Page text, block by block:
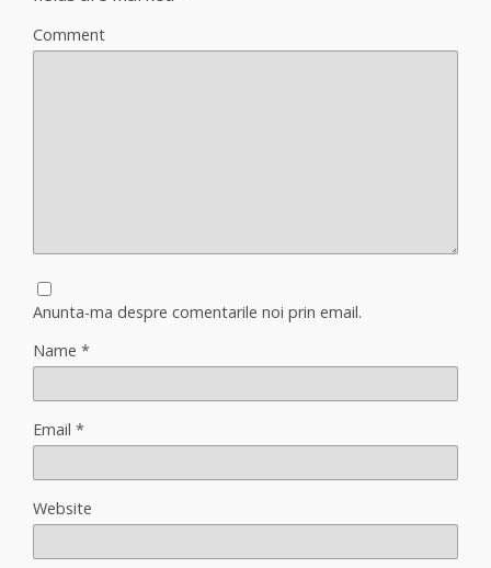
Comment
Anunta-ma despre comentarile noi prin email.
Name *
Email *
Website